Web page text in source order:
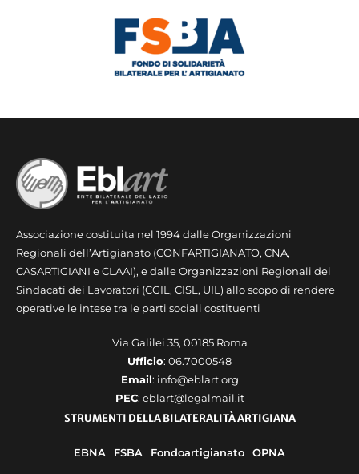
Associazione costituita nel 1994 dalle Organizzazioni
Regionali dell’Artigianato (CONFARTIGIANATO, CNA,
CASARTIGIANI e CLAAI), e dalle Organizzazioni Regionali dei
Sindacati dei Lavoratori (CGIL, CISL, UIL) allo scopo di rendere
operative le intese tra le parti sociali costituenti
Via Galilei 35, 00185 Roma
Ufficio: 06.7000548
Email: info@eblart.org
PEC: eblart@legalmail.it
STRUMENTI DELLA BILATERALITÀ ARTIGIANA
EBNA FSBA Fondoartigianato OPNA